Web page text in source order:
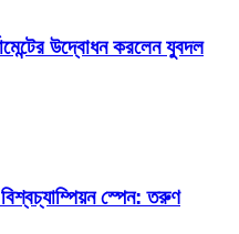
উদ্বোধন করলেন যুবদল
স্পেন: তরুণ